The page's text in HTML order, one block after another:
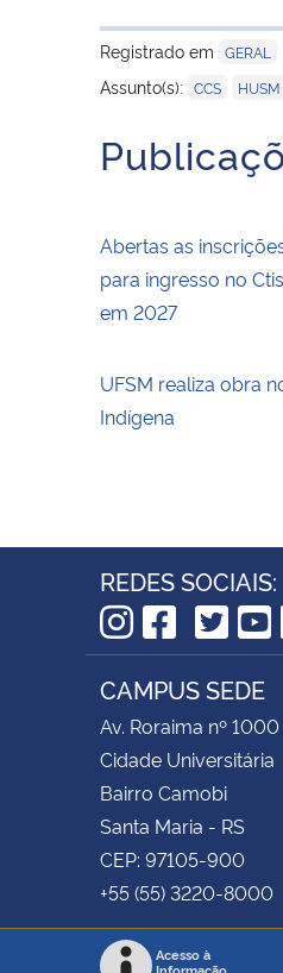
Registrado em GERAL
Assunto(s): CCS HUSM
Abertas as
para ingresso no
em 2027
UFSM realiza obra
Indígena
REDES SOCIAIS:
Instagram
CAMPUS SEDE
Av. Roraima nº 1000
Cidade Universitária
Bairro Camobi
Santa Maria - RS
CEP: 97105-900
+55 (55) 3220-8000
Acesso à